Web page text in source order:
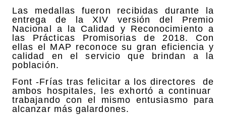
Las medallas fueron recibidas durante la
entrega de la XIV versión del Premio
Nacional a la Calidad y Reconocimiento a
las Prácticas Promisorias de 2018. Con
ellas el MAP reconoce su gran eficiencia y
calidad en el servicio que brindan a la
población.
Font -Frías tras felicitar a los directores de
ambos hospitales, les exhortó a continuar
trabajando con el mismo entusiasmo para
alcanzar más galardones.